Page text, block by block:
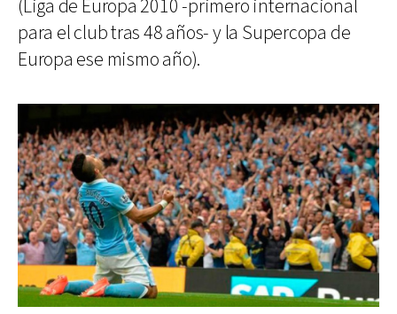
(Liga de Europa 2010 -primero internacional
para el club tras 48 años- y la Supercopa de
Europa ese mismo año).